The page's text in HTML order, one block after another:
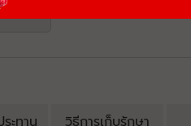
ะทาน วิธีการเก็บรักษา